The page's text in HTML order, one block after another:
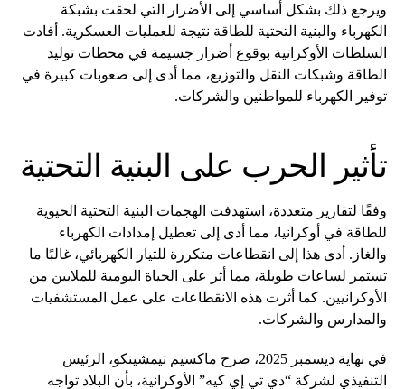
ويرجع ذلك بشكل أساسي إلى الأضرار التي لحقت بشبكة
الكهرباء والبنية التحتية للطاقة نتيجة للعمليات العسكرية. أفادت
السلطات الأوكرانية بوقوع أضرار جسيمة في محطات توليد
الطاقة وشبكات النقل والتوزيع، مما أدى إلى صعوبات كبيرة في
توفير الكهرباء للمواطنين والشركات.
تأثير الحرب على البنية التحتية
وفقًا لتقارير متعددة، استهدفت الهجمات البنية التحتية الحيوية
للطاقة في أوكرانيا، مما أدى إلى تعطيل إمدادات الكهرباء
والغاز. أدى هذا إلى انقطاعات متكررة للتيار الكهربائي، غالبًا ما
تستمر لساعات طويلة، مما أثر على الحياة اليومية للملايين من
الأوكرانيين. كما أثرت هذه الانقطاعات على عمل المستشفيات
والمدارس والشركات.
في نهاية ديسمبر 2025، صرح ماكسيم تيمشينكو، الرئيس
التنفيذي لشركة “دي تي إي كيه” الأوكرانية، بأن البلاد تواجه